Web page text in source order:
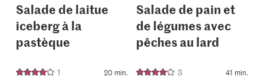
Salade de laitue
iceberg à la
pastèque
1 20 min.
Salade de pain et
de légumes avec
pêches au lard
3 41 min.